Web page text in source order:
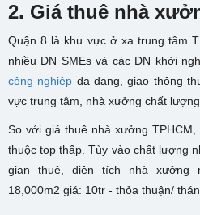
2. Giá thuê nhà
Quận 8 là khu vực ở xa trung tâm
nhiều DN SMEs và các DN khởi
công nghiệp đa dạng, giao thông
vực trung tâm, nhà xưởng chất
So với giá thuê nhà xưởng
thuộc top thấp. Tùy vào chất lượng
gian thuê, diện tích nhà xưởng
18,000m2 giá: 10tr - thỏa thuận/